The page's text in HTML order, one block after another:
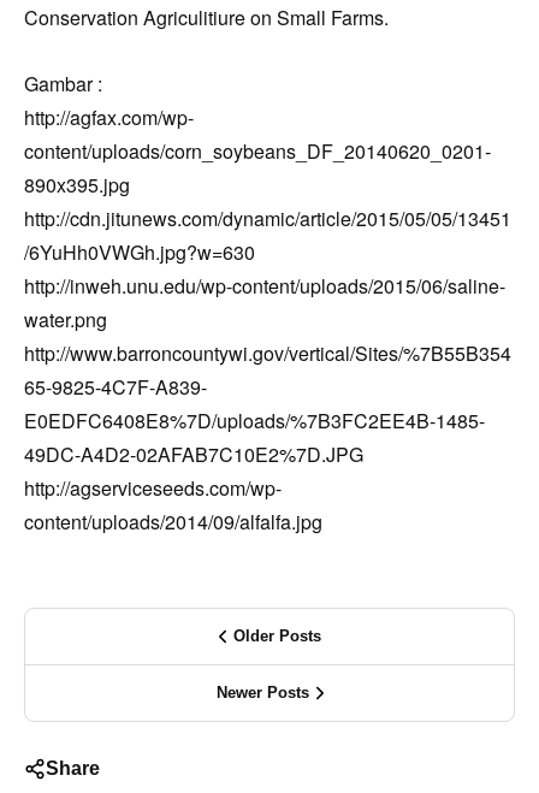
Conservation Agriculitiure on Small Farms.
Gambar :
http://agfax.com/wp-
content/uploads/corn_soybeans_DF_20140620_0201-
890x395.jpg
http://cdn.jitunews.com/dynamic/article/2015/05/05/13451
/6YuHh0VWGh.jpg?w=630
http://inweh.unu.edu/wp-content/uploads/2015/06/saline-
water.png
http://www.barroncountywi.gov/vertical/Sites/%7B55B354
65-9825-4C7F-A839-
E0EDFC6408E8%7D/uploads/%7B3FC2EE4B-1485-
49DC-A4D2-02AFAB7C10E2%7D.JPG
http://agserviceseeds.com/wp-
content/uploads/2014/09/alfalfa.jpg
Older Posts
Newer Posts
Share